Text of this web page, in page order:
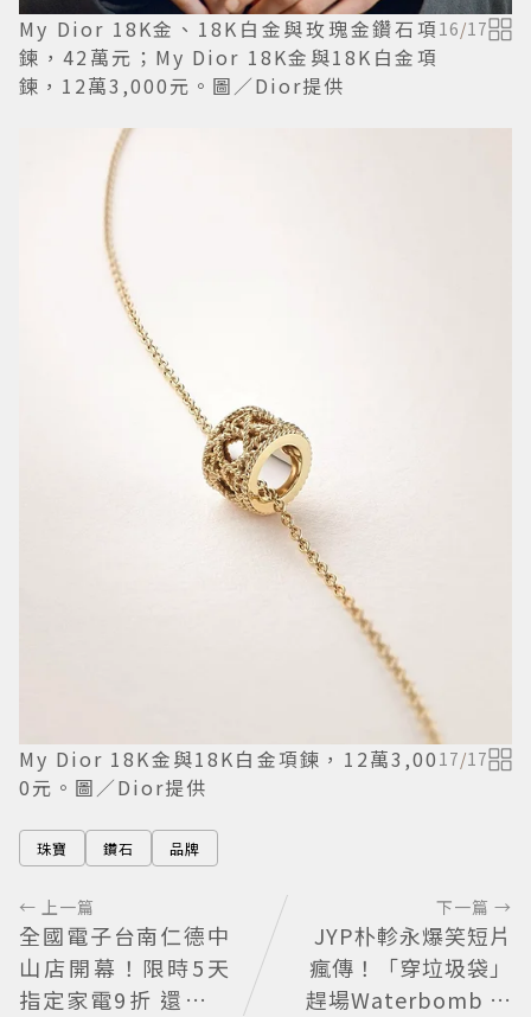
My Dior 18K金、18K白金與玫瑰金鑽石項
鍊，42萬元；My Dior 18K金與18K白金項
鍊，12萬3,000元。圖／Dior提供
16/17
My Dior 18K金與18K白金項鍊，12萬3,00
0元。圖／Dior提供
17/17
珠寶 鑽石 品牌
← 上一篇
全國電子台南仁德中
山店開幕！限時5天
指定家電9折 還有每
下一篇 →
JYP朴軫永爆笑短片
瘋傳！「穿垃圾袋」
趕場Waterbomb 被